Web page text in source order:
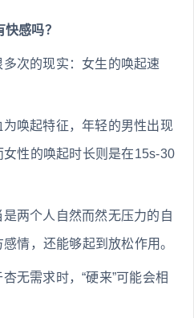
感吗？
次的现实：女生的唤起速
唤起特征，年轻的男性出现
性的唤起时长则是在15s-30
两个人自然而然无压力的自
情，还能够起到放松作用。
无需求时，“硬来”可能会相